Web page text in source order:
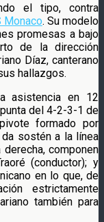
el tipo, contra
Monaco. Su modelo
promesas a bajo
de la dirección
Díaz, canterano
hallazgos.
asistencia en 12
del 4-2-3-1 de
formado por
sostén a la línea
componen
(conductor); y
en lo que, de
estrictamente
también para